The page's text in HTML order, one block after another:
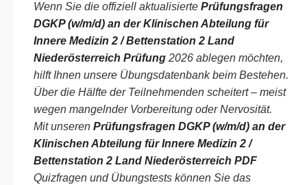
Wenn Sie die offiziell aktualisierte Prüfungsfragen
DGKP (w/m/d) an der Klinischen Abteilung für
Innere Medizin 2 / Bettenstation 2 Land
Niederösterreich Prüfung 2026 ablegen möchten,
hilft Ihnen unsere Übungsdatenbank beim Bestehen.
Über die Hälfte der Teilnehmenden scheitert – meist
wegen mangelnder Vorbereitung oder Nervosität.
Mit unseren Prüfungsfragen DGKP (w/m/d) an der
Klinischen Abteilung für Innere Medizin 2 /
Bettenstation 2 Land Niederösterreich PDF
Quizfragen und Übungstests können Sie das